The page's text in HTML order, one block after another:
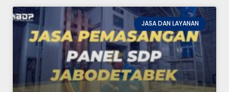
JASA DAN LAYANAN